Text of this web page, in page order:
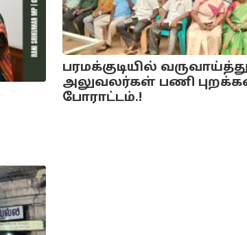
பரமக்குடியில்
அலுவலர்கள் பணி
போராட்டம்.!